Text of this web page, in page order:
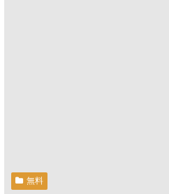
無料